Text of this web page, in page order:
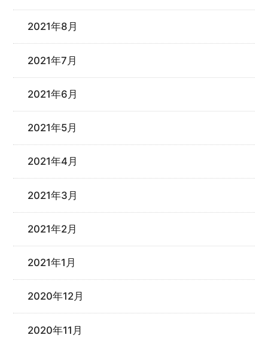
2021年8月
2021年7月
2021年6月
2021年5月
2021年4月
2021年3月
2021年2月
2021年1月
2020年12月
2020年11月